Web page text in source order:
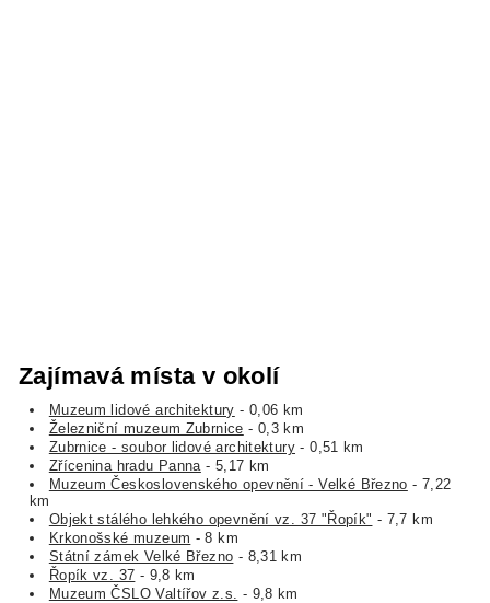
Zajímavá místa v okolí
Muzeum lidové architektury - 0,06 km
Železniční muzeum Zubrnice - 0,3 km
Zubrnice - soubor lidové architektury - 0,51 km
Zřícenina hradu Panna - 5,17 km
Muzeum Československého opevnění - Velké Březno - 7,22
km
Objekt stálého lehkého opevnění vz. 37 "Řopík" - 7,7 km
Krkonošské muzeum - 8 km
Státní zámek Velké Březno - 8,31 km
Řopík vz. 37 - 9,8 km
Muzeum ČSLO Valtířov z.s.
- 9,8 km